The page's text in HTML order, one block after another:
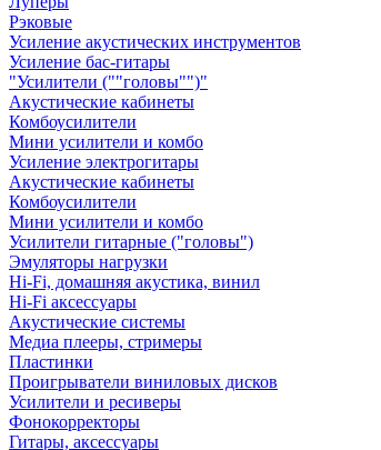
Рэковые
Усиление акустических инструментов
Усиление бас-гитары
"Усилители (""головы"")"
Акустические кабинеты
Комбоусилители
Мини усилители и комбо
Усиление электрогитары
Акустические кабинеты
Комбоусилители
Мини усилители и комбо
Усилители гитарные ("головы")
Эмуляторы нагрузки
Hi-Fi, домашняя акустика, винил
Hi-Fi аксессуары
Акустические системы
Медиа плееры, стримеры
Пластинки
Проигрыватели виниловых дисков
Усилители и ресиверы
Фонокорректоры
Гитары, аксессуары